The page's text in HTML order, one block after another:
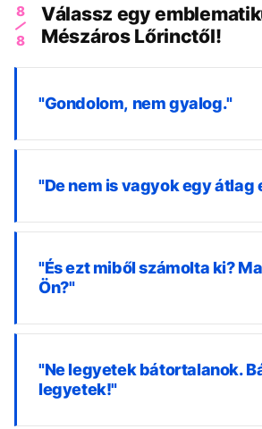
8
8
Válassz egy
Mészáros Lőrinctől!
"Gondolom, nem gyalog."
"De nem is vagyok egy átlag
"És ezt miből számolta ki?
Ön?"
"Ne legyetek bátortalanok.
legyetek!"